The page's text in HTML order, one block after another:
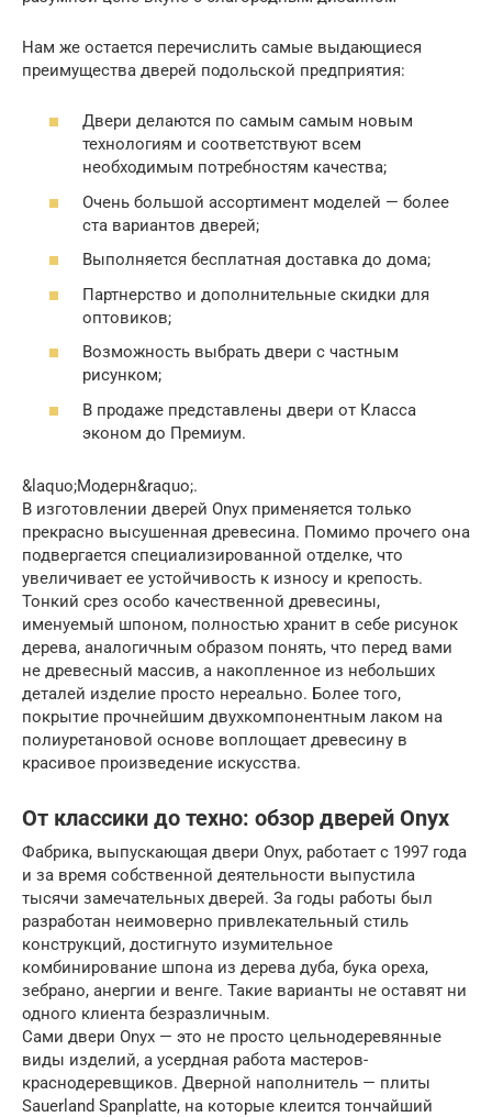
Нам же остается перечислить самые выдающиеся
преимущества дверей подольской предприятия:
Двери делаются по самым самым новым
технологиям и соответствуют всем
необходимым потребностям качества;
Очень большой ассортимент моделей — более
ста вариантов дверей;
Выполняется бесплатная доставка до дома;
Партнерство и дополнительные скидки для
оптовиков;
Возможность выбрать двери с частным
рисунком;
В продаже представлены двери от Класса
эконом до Премиум.
&laquo;Модерн&raquo;.
В изготовлении дверей Onyx применяется только
прекрасно высушенная древесина. Помимо прочего она
подвергается специализированной отделке, что
увеличивает ее устойчивость к износу и крепость.
Тонкий срез особо качественной древесины,
именуемый шпоном, полностью хранит в себе рисунок
дерева, аналогичным образом понять, что перед вами
не древесный массив, а накопленное из небольших
деталей изделие просто нереально. Более того,
покрытие прочнейшим двухкомпонентным лаком на
полиуретановой основе воплощает древесину в
красивое произведение искусства.
От классики до техно: обзор дверей Onyx
Фабрика, выпускающая двери Onyx, работает с 1997 года
и за время собственной деятельности выпустила
тысячи замечательных дверей. За годы работы был
разработан неимоверно привлекательный стиль
конструкций, достигнуто изумительное
комбинирование шпона из дерева дуба, бука ореха,
зебрано, анергии и венге. Такие варианты не оставят ни
одного клиента безразличным.
Сами двери Onyx — это не просто цельнодеревянные
виды изделий, а усердная работа мастеров-
краснодеревщиков. Дверной наполнитель — плиты
Sauerland Spanplatte, на которые клеится тончайший